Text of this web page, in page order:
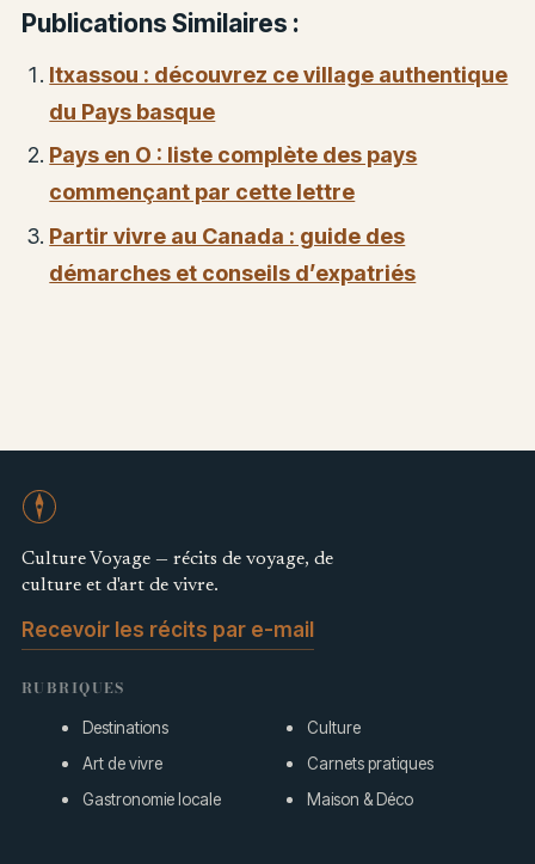
Publications Similaires :
Itxassou : découvrez ce village authentique
du Pays basque
Pays en O : liste complète des pays
commençant par cette lettre
Partir vivre au Canada : guide des
démarches et conseils d’expatriés
Culture Voyage — récits de voyage, de
culture et d'art de vivre.
Recevoir les récits par e-mail
RUBRIQUES
Destinations
Culture
Art de vivre
Carnets pratiques
Gastronomie locale
Maison & Déco